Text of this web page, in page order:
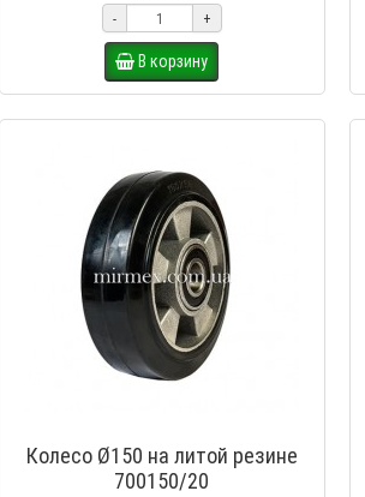
- +
В корзину
Колесо Ø150 на литой резине
700150/20